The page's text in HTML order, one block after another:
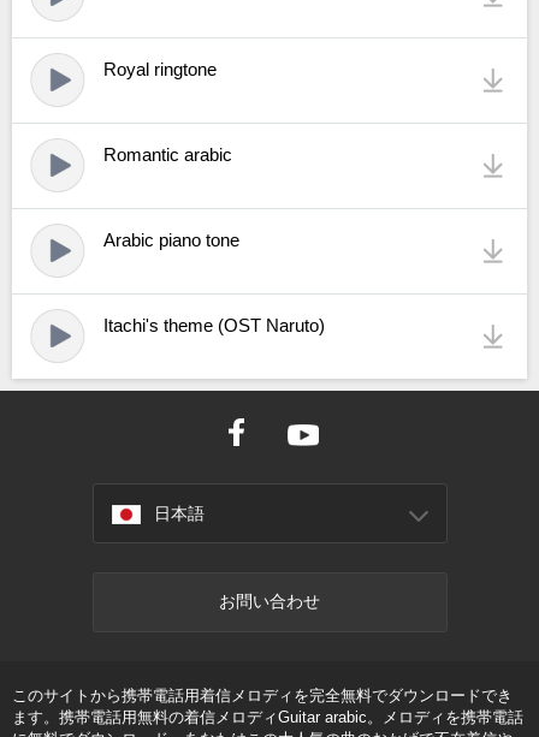
Royal ringtone
Romantic arabic
Arabic piano tone
Itachi's theme (OST Naruto)
日本語
お問い合わせ
このサイトから携帯電話用着信メロディを完全無料でダウンロードでき
ます。携帯電話用無料の着信メロディGuitar arabic。メロディを携帯電話